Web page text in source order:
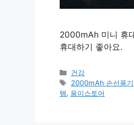
2000mAh 미니 휴
휴대하기 좋아요.
카
테
고
건강
태
그
2000mAh 손선풍기
템, 움이스토어